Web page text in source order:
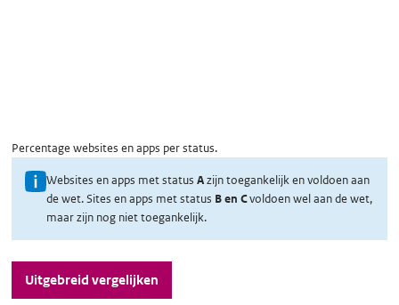
Percentage websites en apps per status.
U
i
l
e
Websites en apps met statusAzijn toegankelijk en voldoen aan
de wet. Sites en apps met status B en Cvoldoen wel aan de wet,
maar zijn nog niet toegankelijk.
Uitgebreid vergelijken